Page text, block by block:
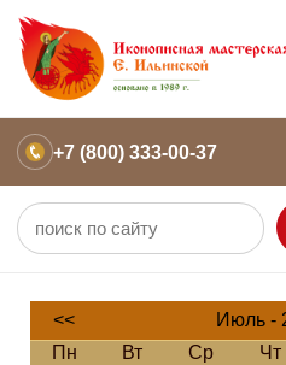
+7 (800) 333-00-37
<< Июль -
Пн
Вт Ср Чт